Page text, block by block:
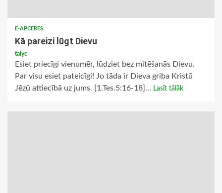
E-APCERES
Kā pareizi lūgt Dievu
talyc
Esiet priecīgi vienumēr, lūdziet bez mitēšanās Dievu.
Par visu esiet pateicīgi! Jo tāda ir Dieva griba Kristū
Jēzū attiecībā uz jums. [1.Tes.5:16-18]... Lasīt tālāk